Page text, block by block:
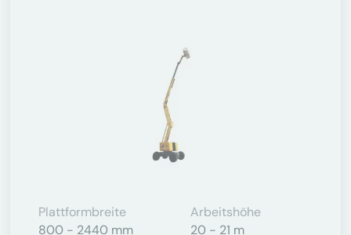
Plattformbreite
800 - 2440 mm
Arbeitshöhe
20 - 21 m